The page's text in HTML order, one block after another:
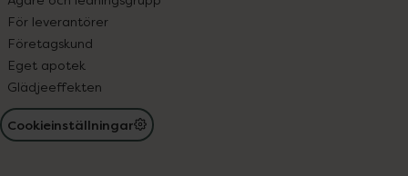
För leverantörer
Företagskund
Eget apotek
Glädjeeffekten
Cookieinställningar